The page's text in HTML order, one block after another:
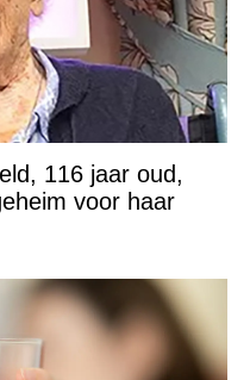
116 jaar oud,
voor haar